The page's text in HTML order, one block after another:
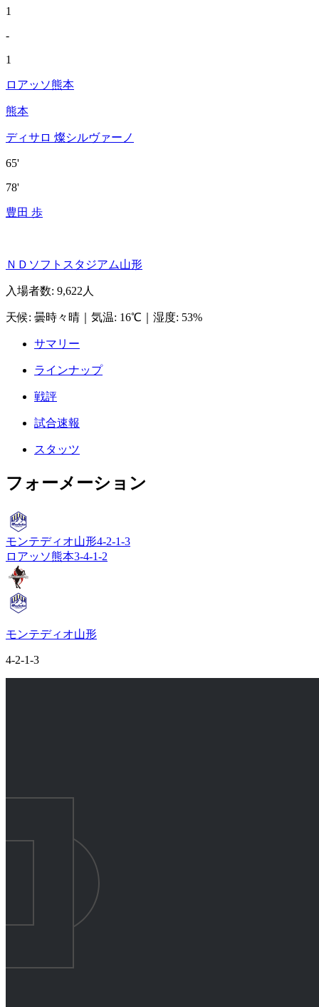
1
-
1
ロアッソ熊本
熊本
ディサロ 燦シルヴァーノ
65'
78'
豊田 歩
ＮＤソフトスタジアム山形
入場者数: 9,622人
天候: 曇時々晴 気温: 16℃ 湿度: 53%
サマリー
ラインナップ
戦評
試合速報
スタッツ
フォーメーション
モンテディオ山形4-2-1-3
ロアッソ熊本3-4-1-2
モンテディオ山形
4-2-1-3